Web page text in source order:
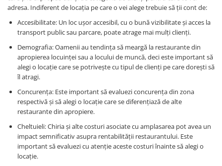
adresa. Indiferent de locația pe care o vei alege trebuie să ții cont de:
Accesibilitate: Un loc ușor accesibil, cu o bună vizibilitate și acces la
transport public sau parcare, poate atrage mai mulți clienți.
Demografia: Oamenii au tendința să meargă la restaurante din
apropierea locuinței sau a locului de muncă, deci este important să
alegi o locație care se potrivește cu tipul de clienți pe care dorești să
îl atragi.
Concurența: Este important să evaluezi concurența din zona
respectivă și să alegi o locație care se diferențiază de alte
restaurante din apropiere.
Cheltuieli: Chiria și alte costuri asociate cu amplasarea pot avea un
impact semnificativ asupra rentabilității restaurantului. Este
important să evaluezi cu atenție aceste costuri înainte să alegi o
locație.